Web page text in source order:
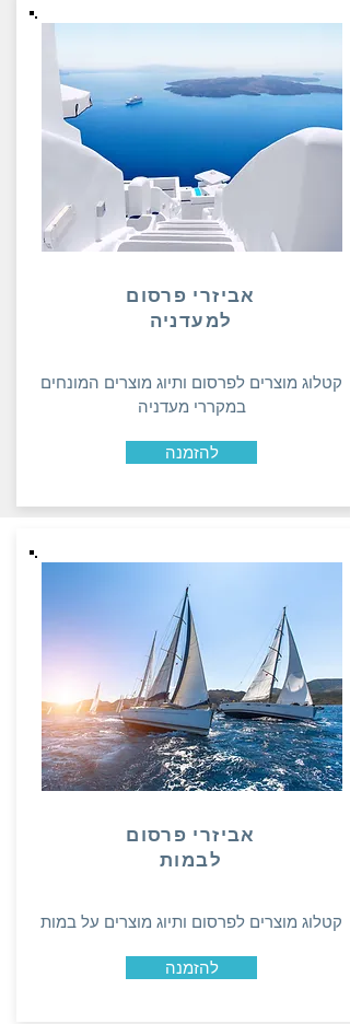
אביזרי פרסום
למעדניה
קטלוג מוצרים לפרסום ותיוג מוצרים המונחים
במקררי מעדניה
להזמנה
אביזרי פרסום
לבמות
קטלוג מוצרים לפרסום ותיוג מוצרים על במות
להזמנה